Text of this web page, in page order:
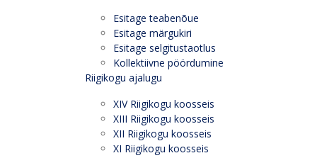
Esitage teabenõue
Esitage märgukiri
Esitage selgitustaotlus
Kollektiivne pöördumine
Riigikogu ajalugu
XIV Riigikogu koosseis
XIII Riigikogu koosseis
XII Riigikogu koosseis
XI Riigikogu koosseis